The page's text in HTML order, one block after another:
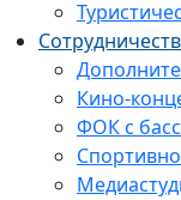
Кино-
ФОК с